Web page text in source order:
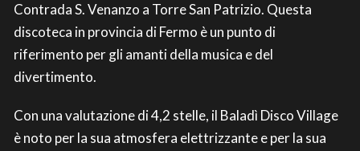
Contrada S. Venanzo a Torre San Patrizio. Questa
discoteca in provincia di Fermo è un punto di
riferimento per gli amanti della musica e del
divertimento.
Con una valutazione di 4,2 stelle, il Baladì Disco Village
è noto per la sua atmosfera elettrizzante e per la sua